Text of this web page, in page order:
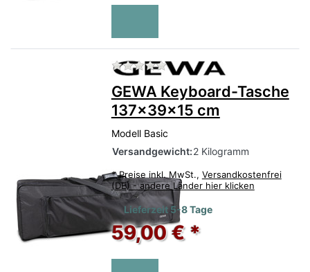
Zu diesem Produkt liegen
GEWA Keyboard-Tasche
137x39x15 cm
Modell Basic
Versandgewicht:2 Kilogramm
* Preise inkl. MwSt., Versandkostenfrei
(DE) - andere Länder hier klicken
Lieferzeit 5-8 Tage
59,00 € *